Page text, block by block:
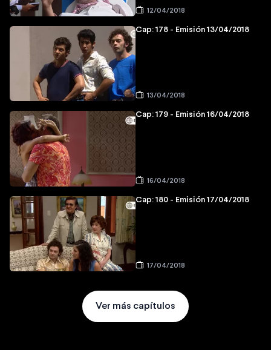
12/04/2018
Cap: 178 - Emisión 13/04/2018
13/04/2018
Cap: 179 - Emisión 16/04/2018
16/04/2018
Cap: 180 - Emisión 17/04/2018
17/04/2018
Ver más capítulos